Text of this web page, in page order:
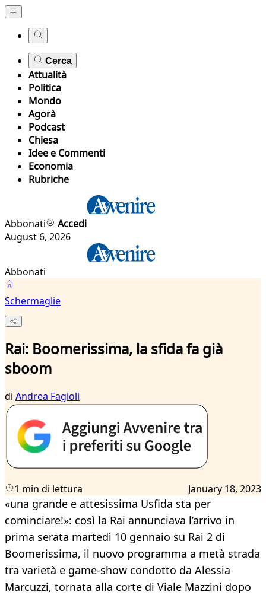
Cerca
Attualità
Politica
Mondo
Agorà
Podcast
Chiesa
Idee e Commenti
Economia
Rubriche
Abbonati
Accedi
August 6, 2026
Abbonati
Schermaglie
Rai: Boomerissima, la sfida fa già
sboom
di Andrea Fagioli
1 min di lettura January 18, 2023
«una grande e attesissima Usfida sta per
cominciare!»: così la Rai annunciava l’arrivo in
prima serata martedì 10 gennaio su Rai 2 di
Boomerissima, il nuovo programma a metà strada
tra varietà e game-show condotto da Alessia
Marcuzzi, tornata alla corte di Viale Mazzini dopo